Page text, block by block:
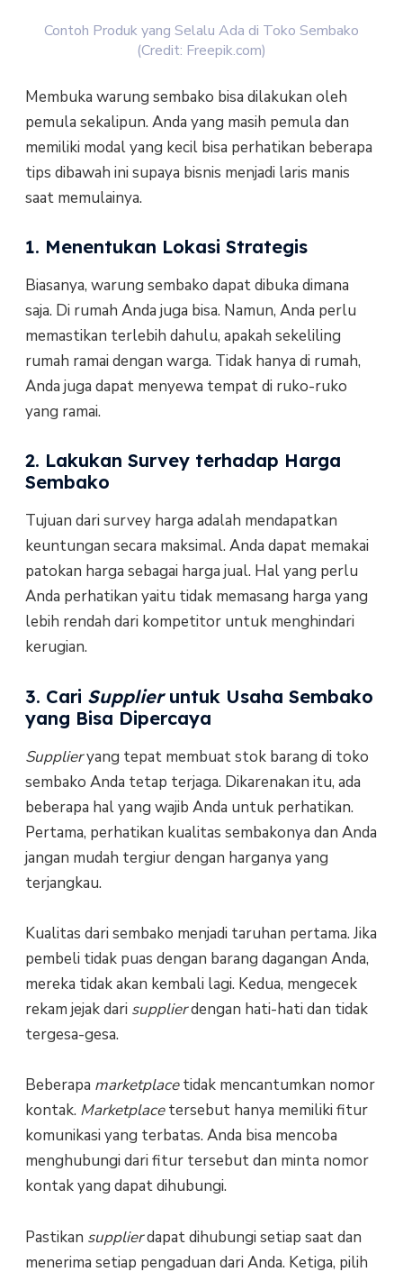
Contoh Produk yang Selalu Ada di Toko Sembako
(Credit: Freepik.com)
Membuka warung sembako bisa dilakukan oleh
pemula sekalipun. Anda yang masih pemula dan
memiliki modal yang kecil bisa perhatikan beberapa
tips dibawah ini supaya bisnis menjadi laris manis
saat memulainya.
1. Menentukan Lokasi Strategis
Biasanya, warung sembako dapat dibuka dimana
saja. Di rumah Anda juga bisa. Namun, Anda perlu
memastikan terlebih dahulu, apakah sekeliling
rumah ramai dengan warga. Tidak hanya di rumah,
Anda juga dapat menyewa tempat di ruko-ruko
yang ramai.
2. Lakukan Survey terhadap Harga
Sembako
Tujuan dari survey harga adalah mendapatkan
keuntungan secara maksimal. Anda dapat memakai
patokan harga sebagai harga jual. Hal yang perlu
Anda perhatikan yaitu tidak memasang harga yang
lebih rendah dari kompetitor untuk menghindari
kerugian.
3. Cari Supplieruntuk Usaha Sembako
yang Bisa Dipercaya
Supplieryang tepat membuat stok barang di toko
sembako Anda tetap terjaga. Dikarenakan itu, ada
beberapa hal yang wajib Anda untuk perhatikan.
Pertama, perhatikan kualitas sembakonya dan Anda
jangan mudah tergiur dengan harganya yang
terjangkau.
Kualitas dari sembako menjadi taruhan pertama. Jika
pembeli tidak puas dengan barang dagangan Anda,
mereka tidak akan kembali lagi. Kedua, mengecek
rekam jejak dari supplierdengan hati-hati dan tidak
tergesa-gesa.
Beberapa marketplacetidak mencantumkan nomor
kontak. Marketplacetersebut hanya memiliki fitur
komunikasi yang terbatas. Anda bisa mencoba
menghubungi dari fitur tersebut dan minta nomor
kontak yang dapat dihubungi.
Pastikan supplierdapat dihubungi setiap saat dan
menerima setiap pengaduan dari Anda. Ketiga, pilih